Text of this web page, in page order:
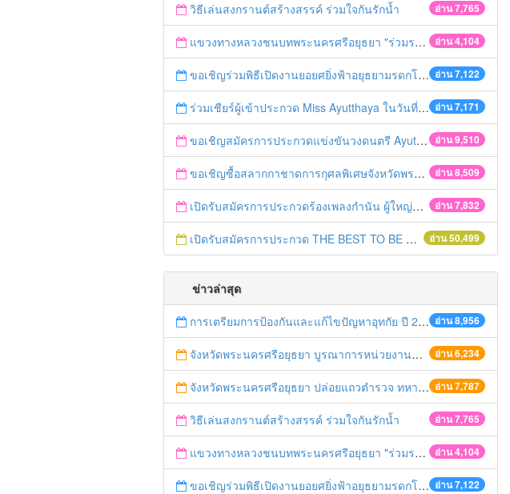
อ่าน 7,765
วิธีเล่นสงกรานต์สร้างสรรค์ ร่วมใจกันรักน้ำ
อ่าน 4,104
แขวงทางหลวงชนบทพระนครศรีอยุธยา "ร่วมรณรงค์ ขับช้า เปิดไฟหน้า คาดเข็มขัด" เทศกาลสงกรานต์ ปี 2561
อ่าน 7,122
ขอเชิญร่วมพิธีเปิดงานยอยศยิ่งฟ้าอยุธยามรดกโลก
อ่าน 7,171
ร่วมเชียร์ผู้เข้าประกวด Miss Ayutthaya ในวันที่ 15 ธันวาคม 2560
อ่าน 9,510
ขอเชิญสมัครการประกวดแข่งขันวงดนตรี Ayutthaya battle of the bands
อ่าน 8,509
ขอเชิญซื้อสลากกาชาดการกุศลพิเศษจังหวัดพระนครศรีอยุธยา 2560
อ่าน 7,832
เปิดรับสมัครการประกวดร้องเพลงกำนัน ผู้ใหญ่บ้าน ฯลฯ
อ่าน 50,499
เปิดรับสมัครการประกวด THE BEST TO BE NUMBER ONE
ข่าวล่าสุด
อ่าน 8,956
การเตรียมการป้องกันและแก้ไขปัญหาอุทกัย ปี 2561
อ่าน 6,234
จังหวัดพระนครศรีอยุธยา บูรณาการหน่วยงานที่เกี่ยวข้อง ลงพื้นที่จัดระเบียบและดำเนินมาตรการตามบทลงโทษสูงสุดกับผู้ประกอบการร้านค้าที่ยังฝ่าฝืนตั้งร้านค้ารุกล้ำเขตพื้นที่ทางหลวง เตรียมความปลอดภัยก่อนเทศกาลสงกรานต์
อ่าน 7,787
จังหวัดพระนครศรีอยุธยา ปล่อยแถวตำรวจ ทหาร ฝ่ายปกครอง กว่า 100 นาย ตรวจเข้มท่ารถสาธารณะ สถานีขนส่งรถโดยสาร วินรถตู้ และสถานีรถไฟ เตรียมรับมือเทศกาลสงกรานต์
อ่าน 7,765
วิธีเล่นสงกรานต์สร้างสรรค์ ร่วมใจกันรักน้ำ
อ่าน 4,104
แขวงทางหลวงชนบทพระนครศรีอยุธยา "ร่วมรณรงค์ ขับช้า เปิดไฟหน้า คาดเข็มขัด" เทศกาลสงกรานต์ ปี 2561
อ่าน 7,122
ขอเชิญร่วมพิธีเปิดงานยอยศยิ่งฟ้าอยุธยามรดกโลก